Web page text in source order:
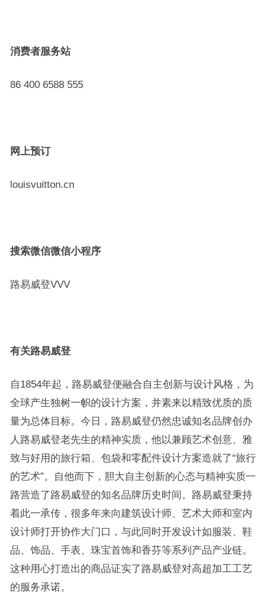
消费者服务站
86 400 6588 555
网上预订
louisvuitton.cn
搜索微信微信小程序
路易威登VVV
有关路易威登
自1854年起，路易威登便融合自主创新与设计风格，为
全球产生独树一帜的设计方案，并素来以精致优质的质
量为总体目标。今日，路易威登仍然忠诚知名品牌创办
人路易威登老先生的精神实质，他以兼顾艺术创意、雅
致与好用的旅行箱、包袋和零配件设计方案造就了“旅行
的艺术”。自他而下，胆大自主创新的心态与精神实质一
路营造了路易威登的知名品牌历史时间。路易威登秉持
着此一承传，很多年来向建筑设计师、艺术大师和室内
设计师打开协作大门口，与此同时开发设计如服装、鞋
品、饰品、手表、珠宝首饰和香芬等系列产品产业链。
这种用心打造出的商品证实了路易威登对高超加工工艺
的服务承诺。